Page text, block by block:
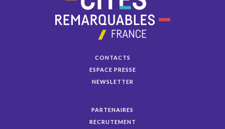
CONTACTS
ESPACE PRESSE
NEWSLETTER
PARTENAIRES
RECRUTEMENT